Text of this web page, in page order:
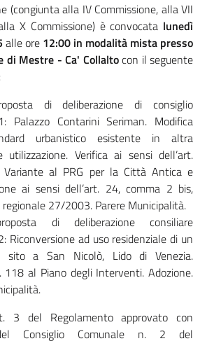
(congiunta alla IV Commissione, alla VII
X Commissione)è convocata lunedì
alle ore 12:00 in modalità mista presso
di Mestre - Ca' Collaltocon il seguente
di deliberazione di consiglio
Palazzo Contarini Seriman. Modifica
urbanistico esistente in altra
utilizzazione. Verifica ai sensi dell’art.
Variante al PRG per la Città Antica e
ai sensi dell’art. 24, comma 2 bis,
27/2003. Parere Municipalità.
di deliberazione consiliare
Riconversione ad uso residenziale di un
sito a San Nicolò, Lido di Venezia.
118 al Piano degli Interventi. Adozione.
3 del Regolamento approvato con
Consiglio Comunale n. 2 del